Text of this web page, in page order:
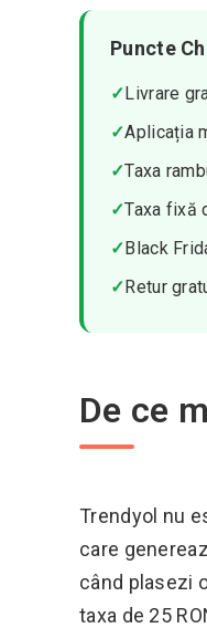
Puncte
✓Livrare
✓Aplicația
✓Taxa
✓Taxa fixă
✓Black
✓Retur
De ce
Trendyol nu
care
când plasezi
taxa de 25